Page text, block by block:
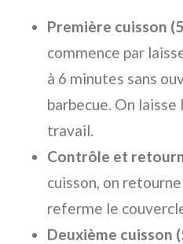
Première cuisson
commence par
à 6 minutes sans
barbecue. On
travail.
Contrôle et
cuisson, on
referme le
Deuxième cuisson